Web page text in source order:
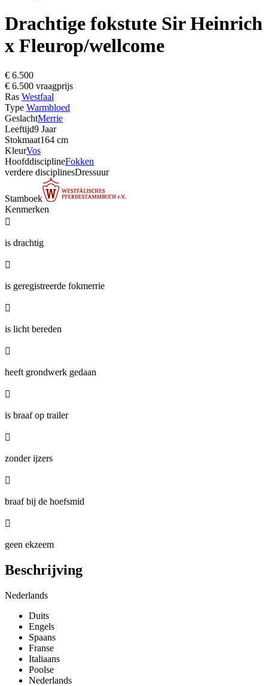
Drachtige fokstute Sir Heinrich
x Fleurop/wellcome
€ 6.500
€ 6.500 vraagprijs
Ras Westfaal
Type Warmbloed
GeslachtMerrie
Leeftijd9 Jaar
Stokmaat164 cm
KleurVos
HoofddisciplineFokken
verdere disciplinesDressuur
Stamboek
Kenmerken

is drachtig

is geregistreerde fokmerrie

is licht bereden

heeft grondwerk gedaan

is braaf op trailer

zonder ijzers

braaf bij de hoefsmid

geen ekzeem
Beschrijving
Nederlands
Duits
Engels
Spaans
Franse
Italiaans
Poolse
Nederlands